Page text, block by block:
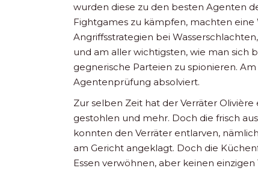
wurden diese zu den besten Agenten
Fightgames zu kämpfen, machten
Angriffsstrategien bei
und am aller wichtigsten, wie man sich
gegnerische Parteien zu spionieren.
Agentenprüfung absolviert.
Zur selben Zeit hat der Verräter
gestohlen und mehr. Doch die frisch
konnten den Verräter entlarven,
am Gericht angeklagt. Doch die
Essen verwöhnen, aber keinen